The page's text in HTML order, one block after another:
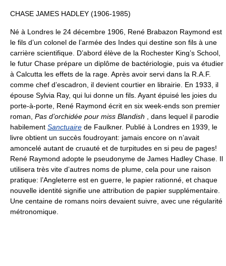
CHASE JAMES HADLEY (1906-1985)
Né à Londres le 24 décembre 1906, René Brabazon Raymond est
le fils d’un colonel de l’armée des Indes qui destine son fils à une
carrière scientifique. D’abord élève de la Rochester King’s School,
le futur Chase prépare un diplôme de bactériologie, puis va étudier
à Calcutta les effets de la rage. Après avoir servi dans la R.A.F.
comme chef d’escadron, il devient courtier en librairie. En 1933, il
épouse Sylvia Ray, qui lui donne un fils. Ayant épuisé les joies du
porte-à-porte, René Raymond écrit en six week-ends son premier
roman, Pas d’orchidée pour miss Blandish , dans lequel il parodie
habilement Sanctuaire de Faulkner. Publié à Londres en 1939, le
livre obtient un succès foudroyant: jamais encore on n’avait
amoncelé autant de cruauté et de turpitudes en si peu de pages!
René Raymond adopte le pseudonyme de James Hadley Chase. Il
utilisera très vite d’autres noms de plume, cela pour une raison
pratique: l’Angleterre est en guerre, le papier rationné, et chaque
nouvelle identité signifie une attribution de papier supplémentaire.
Une centaine de romans noirs devaient suivre, avec une régularité
métronomique.